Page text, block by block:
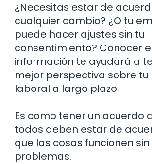
¿Necesitas estar de
cualquier cambio? ¿O tu
puede hacer ajustes sin tu
consentimiento? Conocer
información te ayudará a
mejor perspectiva sobre tu
laboral a largo plazo.
Es como tener un acuerdo
todos deben estar de
que las cosas funcionen sin
problemas.